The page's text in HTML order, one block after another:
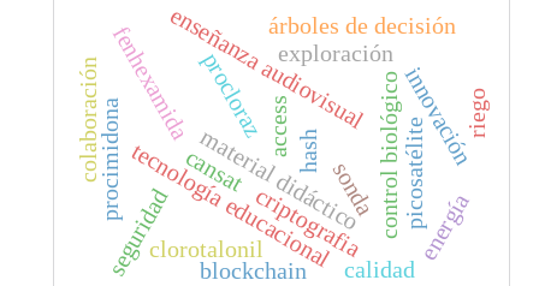
enseñanza audiovisual
tecnología educacional
material didáctico
clorotalonil
control biológico
fenhexamida
procimidona
procloraz
cansat
exploración
picosatélite
sonda
árboles de decisión
colaboración innovación
energía
blockchain
criptografia
hash
seguridad
access
calidad
riego